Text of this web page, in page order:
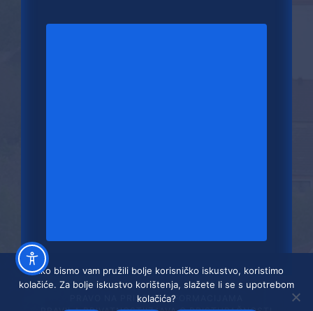
PRAVO NA PRISTUP INFORMACIJAMA
Kako bismo vam pružili bolje korisničko iskustvo, koristimo
kolačiće. Za bolje iskustvo korištenja, slažete li se s upotrebom
kolačića?